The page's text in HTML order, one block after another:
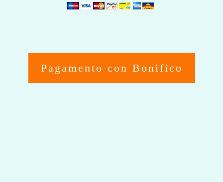
Pagamento con Bonifico